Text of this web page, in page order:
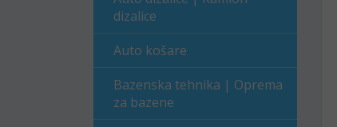
dizalice
Auto košare
Bazenska tehnika | Oprema
za bazene